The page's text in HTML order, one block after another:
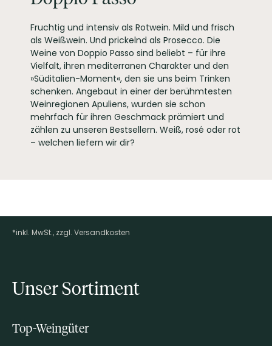
4002859125053
ARTIKELNUMMER
125805
Fruchtig und intensiv als Rotwein. Mild und frisch
als Weißwein. Und prickelnd als Prosecco. Die
Weine von Doppio Passo sind beliebt – für ihre
Vielfalt, ihren mediterranen Charakter und den
»Süditalien-Moment«, den sie uns beim Trinken
schenken. Angebaut in einer der berühmtesten
Weinregionen Apuliens, wurden sie schon
mehrfach für ihren Geschmack prämiert und
zählen zu unseren Bestsellern. Weiß, rosé oder rot
– welchen liefern wir dir?
Footer-Menü
*inkl. MwSt., zzgl. Versandkosten
Unser Sortiment
Top-Weingüter